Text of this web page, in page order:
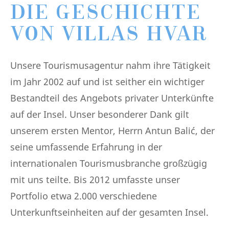
DIE GESCHICHTE
VON VILLAS HVAR
Unsere Tourismusagentur nahm ihre Tätigkeit
im Jahr 2002 auf und ist seither ein wichtiger
Bestandteil des Angebots privater Unterkünfte
auf der Insel. Unser besonderer Dank gilt
unserem ersten Mentor, Herrn Antun Balić, der
seine umfassende Erfahrung in der
internationalen Tourismusbranche großzügig
mit uns teilte. Bis 2012 umfasste unser
Portfolio etwa 2.000 verschiedene
Unterkunftseinheiten auf der gesamten Insel.